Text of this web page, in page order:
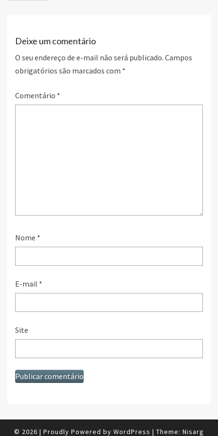
Deixe um comentário
O seu endereço de e-mail não será publicado. Campos
obrigatórios são marcados com *
Comentário *
Nome *
E-mail *
Site
© 2026 | Proudly Powered by WordPress | Theme: Nisarg